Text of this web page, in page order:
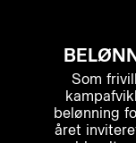
Som
belønning
året